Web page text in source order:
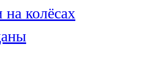
колёсах